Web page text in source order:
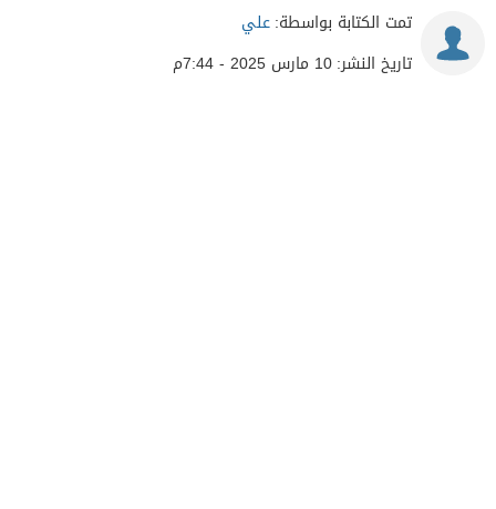
تمت الكتابة بواسطة:علي
تاريخ النشر:10 مارس 2025 - 7:44م